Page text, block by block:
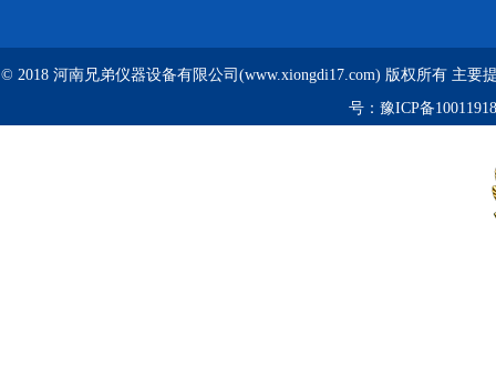
© 2018 河南兄弟仪器设备有限公司(www.xiongdi17.com) 版权所有 主要
号： 豫ICP备